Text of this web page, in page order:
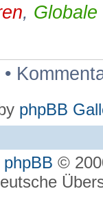
,
•
phpBB
phpBB ©